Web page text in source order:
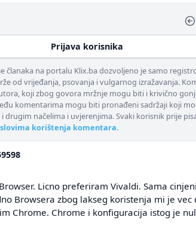
Prijava korisnika
članaka na portalu Klix.ba dozvoljeno je samo
od vrijeđanja, psovanja i vulgarnog izražavanja.
koji zbog govora mržnje mogu biti i krivično
komentarima mogu biti pronađeni sadržaji koji
drugim načelima i uvjerenjima. Svaki korisnik prije
korištenja komentara.
Licno preferiram Vivaldi. Sama
Browsera zbog lakseg koristenja mi je vec
Chrome. Chrome i konfiguracija istog je